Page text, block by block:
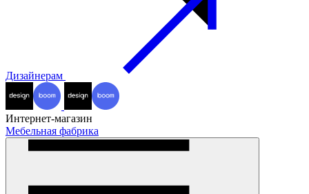
Дизайнерам
Интернет-магазин
Мебельная фабрика